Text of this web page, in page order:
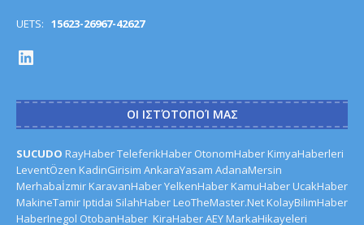
UETS: 15623-26967-42627
ΟΙ ΙΣΤΌΤΟΠΟΊ ΜΑΣ
SUCUDO RayHaberTeleferikHaber OtonomHaber KimyaHaberleri
LeventÖzen KadinGirisim AnkaraYasam AdanaMersin
Merhabaİzmir KaravanHaberYelkenHaber KamuHaber UcakHaber
MakineTamir Iptidai SilahHaber LeoTheMaster.Net KolayBilimHaber
HaberInegol OtobanHaber KiraHaberAEY MarkaHikayeleri